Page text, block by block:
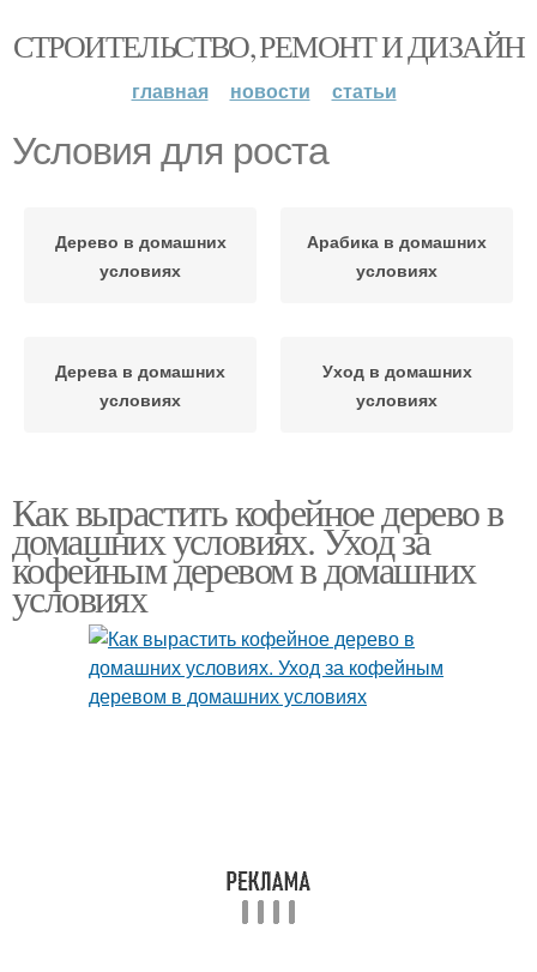
СТРОИТЕЛЬСТВО, РЕМОНТ И ДИЗАЙН
главная новости статьи
Условия для роста
Дерево в домашних
условиях
Арабика в домашних
условиях
Дерева в домашних
условиях
Уход в домашних
условиях
Как вырастить кофейное дерево в
домашних условиях. Уход за
кофейным деревом в домашних
условиях